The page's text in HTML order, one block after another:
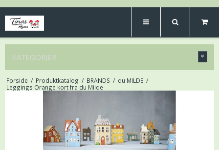
KATEGORIER
Forside / Produktkatalog / BRANDS / du MILDE /
Leggings Orange kort fra du Milde